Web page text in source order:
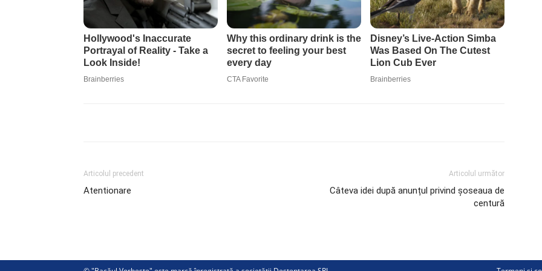
Articolul precedent
Atentionare
Articolul următor
Câteva idei după anunțul privind șoseaua de
centură